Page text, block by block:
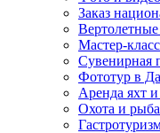
Заказ
Мастер-
Сувенирная
Фототур в
Аренда яхт и
Охота и